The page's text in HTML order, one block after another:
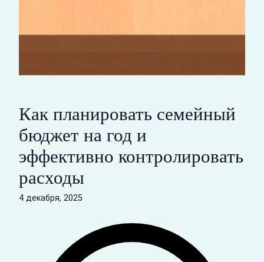
Как планировать семейный
бюджет на год и
эффективно контролировать
расходы
4 декабря, 2025